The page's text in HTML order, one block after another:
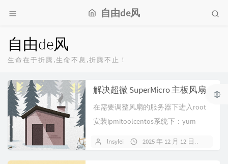
自由de风
自由de风
生命在于折腾,生命不息,折腾不止！
在需要调整风扇的服务器下进入root
安装ipmitoolcentos系统下：yum
lnsylei 2025 年 12 月 12 日